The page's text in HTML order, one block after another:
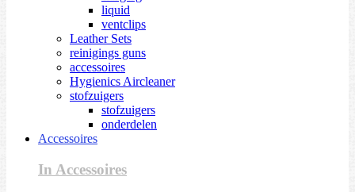
liquid
ventclips
Leather Sets
reinigings guns
accessoires
Hygienics Aircleaner
stofzuigers
stofzuigers
onderdelen
Accessoires
In Accessoires